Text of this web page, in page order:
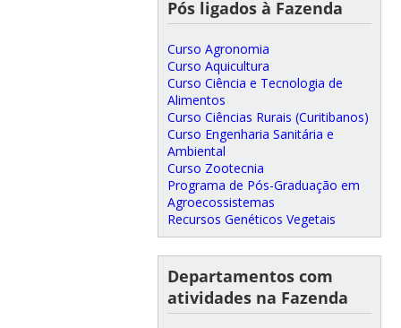
Pós ligados à Fazenda
Curso Agronomia
Curso Aquicultura
Curso Ciência e Tecnologia de
Alimentos
Curso Ciências Rurais (Curitibanos)
Curso Engenharia Sanitária e
Ambiental
Curso Zootecnia
Programa de Pós-Graduação em
Agroecossistemas
Recursos Genéticos Vegetais
Departamentos com
atividades na Fazenda